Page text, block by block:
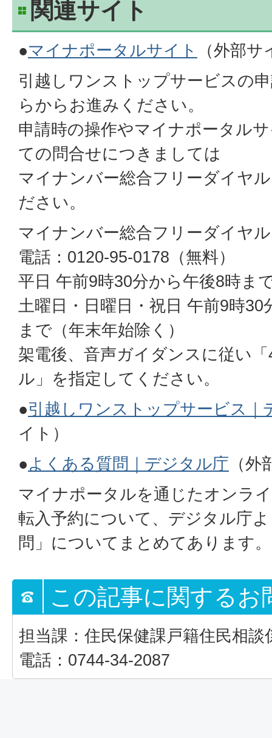
関連サイト
●マイナポータルサイト
（外部
引越しワンストップサービスの
らからお進みください。
申請時の操作やマイナポータル
ての問合せにつきましては
マイナンバー総合フリーダイヤ
ださい。
マイナンバー総合フリーダイヤル
電話：0120-95-0178（無料）
平日 午前9時30分から午後8時ま
土曜日・日曜日・祝日 午前9時30
まで（年末年始除く）
架電後、音声ガイダンスに従い
ル」を指定してください。
●引越しワンストップサービス｜
イト）
●よくある質問 ｜デジタル庁 （
マイナポータルを通じたオンラ
転入予約について、デジタル庁
問」についてまとめてあります。
この記事に関するお
担当課：住民保健課戸籍住民相談
電話：0744-34-2087